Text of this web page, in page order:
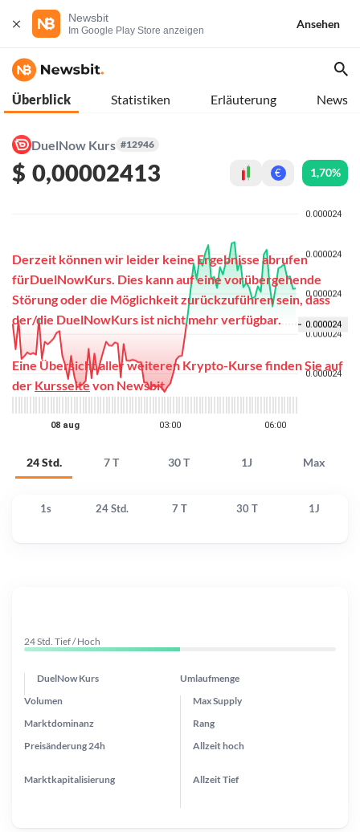
Newsbit
Im Google Play Store anzeigen
Ansehen
Überblick Statistiken Erläuterung News
DuelNow Kurs #12946
$ 0,00002413 € 1,70%
24 Std. 7 T 30 T 1J Max
Derzeit können wir leider keine Ergebnisse abrufen
fürDuelNowKurs. Dies kann auf eine vorübergehende
Störung oder die Möglichkeit zurückzuführen sein, dass
der/die DuelNowKurs ist nicht mehr verfügbar.
Eine Übersicht aller weiteren Krypto-Kurse finden Sie auf
der Kursseite von Newsbit
1s 24 Std. 7 T 30 T 1J
24 Std. Tief / Hoch
DuelNow Kurs Umlaufmenge
Preisänderung 24h
Max Supply
Marktdominanz
Marktkapitalisierung
Volumen
Rang
Allzeithoch
AllzeitTief